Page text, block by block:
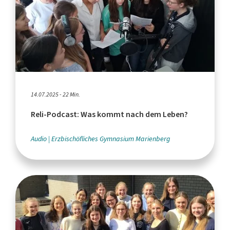
14.07.2025 - 22 Min.
Reli-Podcast: Was kommt nach dem Leben?
Audio Erzbischöfliches Gymnasium Marienberg